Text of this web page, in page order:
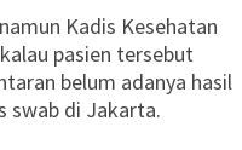
Kadis Kesehatan
pasien tersebut
belum adanya hasil
swab di Jakarta.